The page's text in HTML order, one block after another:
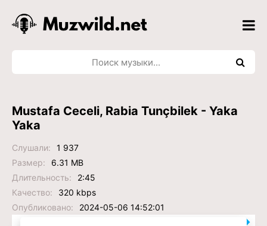
Mustafa Ceceli, Rabia Tunçbilek - Yaka
Yaka
Слушали:
1 937
Размер:
6.31 MB
Длительность:
2:45
Качество:
320 kbps
Опубликовано:
2024-05-06 14:52:01